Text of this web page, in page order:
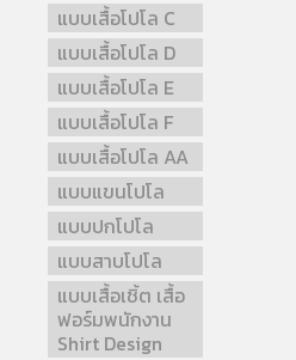
แบบเสื้อโปโล C
แบบเสื้อโปโล D
แบบเสื้อโปโล E
แบบเสื้อโปโล F
แบบเสื้อโปโล AA
แบบแขนโปโล
แบบปกโปโล
แบบสาบโปโล
แบบเสื้อเชิ้ต เสื้อ
ฟอร์มพนักงาน
Shirt Design